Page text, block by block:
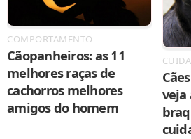
COMPORTAMENTO
Cãopanheiros: as 11
melhores raças de
cachorros melhores
amigos do homem
veja